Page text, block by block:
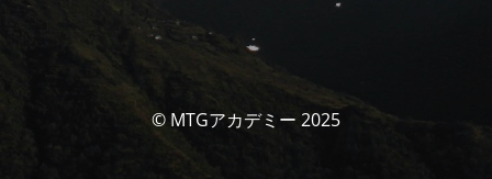
© MTGアカデミー 2025